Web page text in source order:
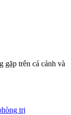
gặp trên cá cảnh và
trị